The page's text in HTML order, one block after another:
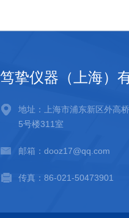
笃挚仪器（上海）
地址：上海市浦东新区外高
5号楼311室
邮箱：dooz17@qq.com
传真：86-021-50473901